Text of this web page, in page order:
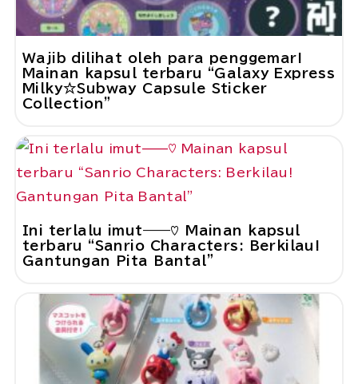
Wajib dilihat oleh para penggemar!
Mainan kapsul terbaru “Galaxy Express
Milky☆Subway Capsule Sticker
Collection”
Ini terlalu imut——♡ Mainan kapsul
terbaru “Sanrio Characters: Berkilau!
Gantungan Pita Bantal”